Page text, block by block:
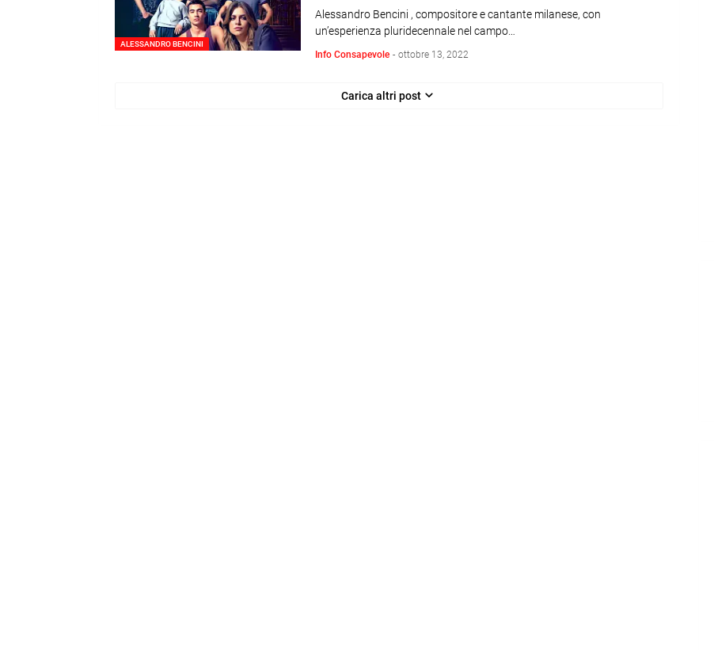
ALESSANDRO BENCINI
Alessandro Bencini , compositore e cantante milanese, con
un’esperienza pluridecennale nel campo…
Info Consapevole - ottobre 13, 2022
Carica altri post